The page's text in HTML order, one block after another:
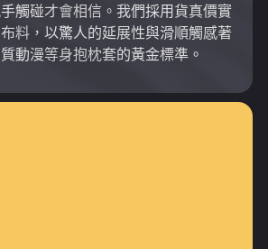
觸碰才會相信。我們採用貨真價實
料，以驚人的延展性與滑順觸感著
動漫等身抱枕套的黃金標準。